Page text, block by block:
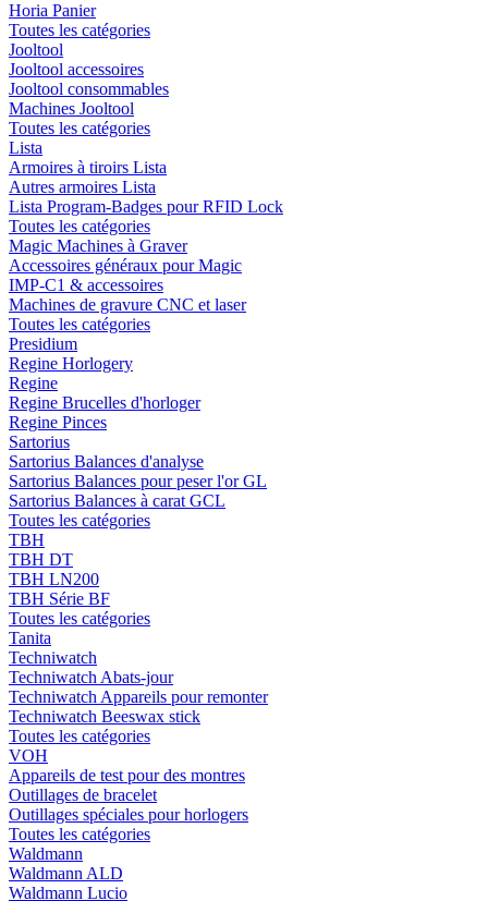
Horia Panier
Toutes les catégories
Jooltool
Jooltool accessoires
Jooltool consommables
Machines Jooltool
Toutes les catégories
Lista
Armoires à tiroirs Lista
Autres armoires Lista
Lista Program-Badges pour RFID Lock
Toutes les catégories
Magic Machines à Graver
Accessoires généraux pour Magic
IMP-C1 & accessoires
Machines de gravure CNC et laser
Toutes les catégories
Presidium
Regine Horlogery
Regine
Regine Brucelles d'horloger
Regine Pinces
Sartorius
Sartorius Balances d'analyse
Sartorius Balances pour peser l'or GL
Sartorius Balances à carat GCL
Toutes les catégories
TBH
TBH DT
TBH LN200
TBH Série BF
Toutes les catégories
Tanita
Techniwatch
Techniwatch Abats-jour
Techniwatch Appareils pour remonter
Techniwatch Beeswax stick
Toutes les catégories
VOH
Appareils de test pour des montres
Outillages de bracelet
Outillages spéciales pour horlogers
Toutes les catégories
Waldmann
Waldmann ALD
Waldmann Lucio